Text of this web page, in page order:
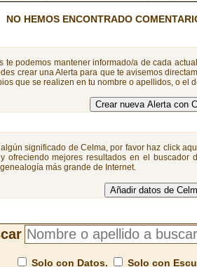
NO HEMOS ENCONTRADO
te podemos mantener informado/a de cada
crear una Alerta para que te avisemos
que se realizen en tu nombre o apellidos, o el
significado de Celma, por favor haz click
ofreciendo mejores resultados en el buscador
más grande de Internet.
Solo con Datos. Solo con